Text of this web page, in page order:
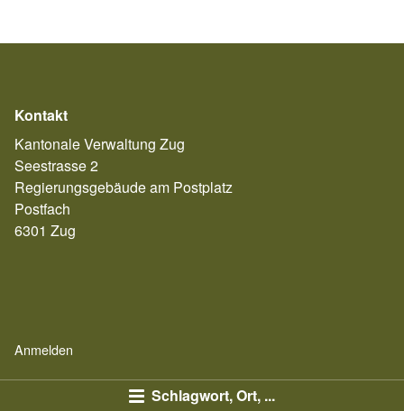
Schlagwort, Ort, ...
Kontakt
Kantonale Verwaltung Zug
Seestrasse 2
Regierungsgebäude am Postplatz
Postfach
6301 Zug
Anmelden